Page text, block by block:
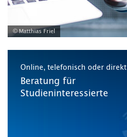
© Matthias Friel
Online, telefonisch oder direkt
Beratung für
Studieninteressierte